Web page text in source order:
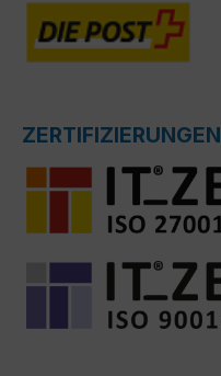
ZERTIFIZIERUNGEN